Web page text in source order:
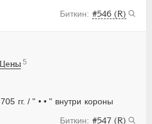
#546 (R)
гг. / " • • " внутри короны
#547 (R)
Цены 5